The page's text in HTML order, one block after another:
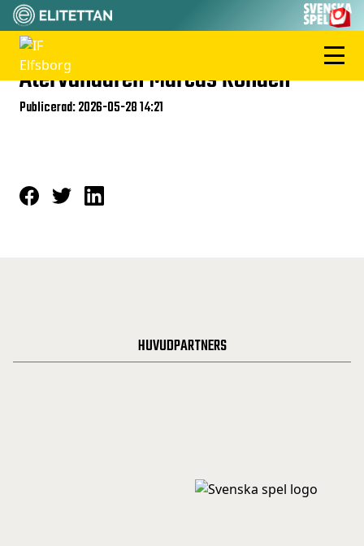
Återvändaren Marcus Rohdén
Publicerad: 2026-05-28 14:21
HUVUDPARTNERS